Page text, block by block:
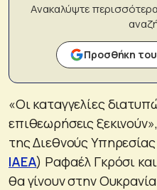
Ανακαλύψτε
Προσθήκη
«Οι καταγγελίες
επιθεωρήσεις
της Διεθνούς
IΑEA) Ραφαέλ Γκρόσι
θα γίνουν στην